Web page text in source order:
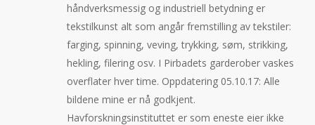
håndverksmessig og industriell betydning er
tekstilkunst alt som angår fremstilling av tekstiler:
farging, spinning, veving, trykking, søm, strikking,
hekling, filering osv. I Pirbadets garderober vaskes
overflater hver time. Oppdatering 05.10.17: Alle
bildene mine er nå godkjent.
Havforskningsinstituttet er som eneste eier ikke